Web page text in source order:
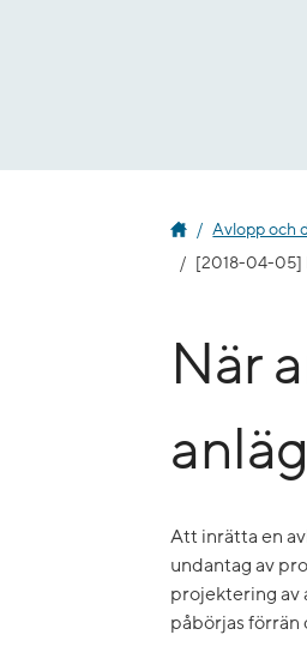
Avlopp och
[2018-04-05]
När
Att inrätta en
undantag av
projektering av
påbörjas förrän